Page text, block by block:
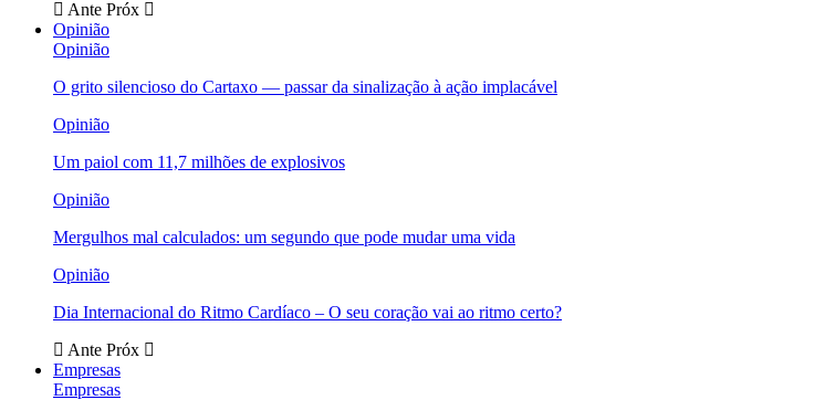
Ante Próx
Opinião
Opinião
O grito silencioso do Cartaxo — passar da sinalização à ação implacável
Opinião
Um paiol com 11,7 milhões de explosivos
Opinião
Mergulhos mal calculados: um segundo que pode mudar uma vida
Opinião
Dia Internacional do Ritmo Cardíaco – O seu coração vai ao ritmo certo?
Ante Próx
Empresas
Empresas